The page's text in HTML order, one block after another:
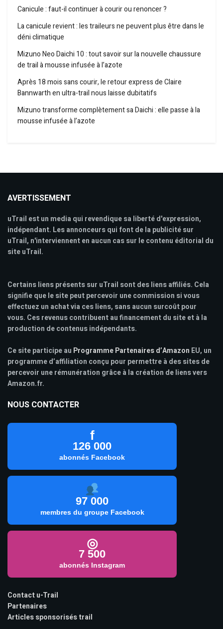
Canicule : faut-il continuer à courir ou renoncer ?
La canicule revient : les traileurs ne peuvent plus être dans le
déni climatique
Mizuno Neo Daichi 10 : tout savoir sur la nouvelle chaussure
de trail à mousse infusée à l’azote
Après 18 mois sans courir, le retour express de Claire
Bannwarth en ultra-trail nous laisse dubitatifs
Mizuno transforme complètement sa Daichi : elle passe à la
mousse infusée à l’azote
AVERTISSEMENT
uTrail est un media qui revendique sa liberté d'expression,
indépendant. Les annonceurs qui font de la publicité sur
uTrail, n'interviennent en aucun cas sur le contenu éditorial du
site uTrail.
Certains liens présents sur uTrail sont des liens affiliés. Cela
signifie que le site peut percevoir une commission si vous
effectuez un achat via ces liens, sans aucun surcoût pour
vous. Ces revenus contribuent au financement du site et à la
production de contenus indépendants.
Ce site participe au Programme Partenaires d’Amazon EU, un
programme d’affiliation conçu pour permettre à des sites de
percevoir une rémunération grâce à la création de liens vers
Amazon.fr.
NOUS CONTACTER
f
126 000
abonnés Facebook
97 000
membres du groupe Facebook
◎
7 500
abonnés Instagram
Contact u-Trail
Partenaires
Articles sponsorisés trail